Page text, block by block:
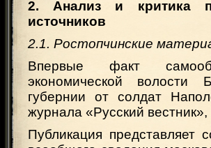
2. Анализ и критика
источников
2.1. Ростопчинские
Впервые факт
экономической волости
губернии от солдат
журнала «Русский
Публикация представляет